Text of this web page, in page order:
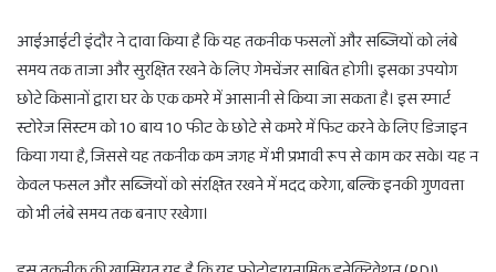
आईआईटी इंदौर ने दावा किया है कि यह तकनीक फसलों और सब्जियों को लंबे
समय तक ताजा और सुरक्षित रखने के लिए गेमचेंजर साबित होगी। इसका उपयोग
छोटे किसानों द्वारा घर के एक कमरे में आसानी से किया जा सकता है। इस स्मार्ट
स्टोरेज सिस्टम को 10 बाय 10 फीट के छोटे से कमरे में फिट करने के लिए डिजाइन
किया गया है, जिससे यह तकनीक कम जगह में भी प्रभावी रूप से काम कर सके। यह न
केवल फसल और सब्जियों को संरक्षित रखने में मदद करेगा, बल्कि इनकी गुणवत्ता
को भी लंबे समय तक बनाए रखेगा।